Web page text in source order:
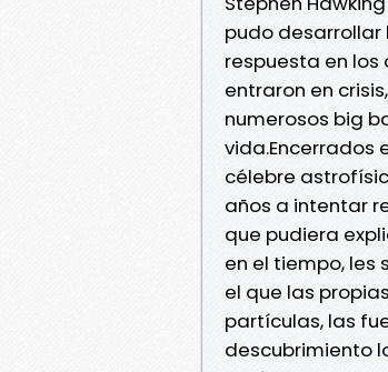
pudo desarrollar
respuesta en
entraron en
numerosos big
vida.Encerrados
célebre
años a intentar
que pudiera
en el tiempo, les
el que las
partículas, las
descubrimiento